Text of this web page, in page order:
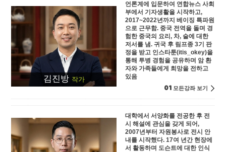
김진방 작가
언론계에 입문하여 연합뉴스 사회
부에서 기자생활을 시작하고,
2017~2022년까지 베이징 특파원
으로 근무함. 중국 전역을 돌며 경
험한 중국의 요리, 차, 술에 대한
저서를 냄. 귀국 후 림프종 3기 판
정을 받고 인스타툰(itis_okey)을
통해 투병 경험을 공유하며 암 환
자와 가족들에게 희망을 전하고
있음
01 모든강좌 보기
대학에서 서양화를 전공한 후 전
시 해설에 관심을 갖게 되어,
2007년부터 자원봉사로 전시 안
내를 시작했다. 17여 년간 현장에
서 활동하며 도슨트에 대한 인식